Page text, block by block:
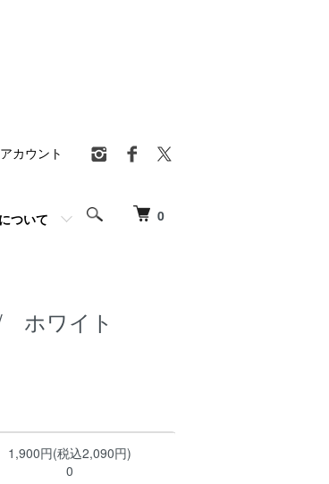
0
ついて
カウント
ホワイト
1,900円(税込2,090円)
0